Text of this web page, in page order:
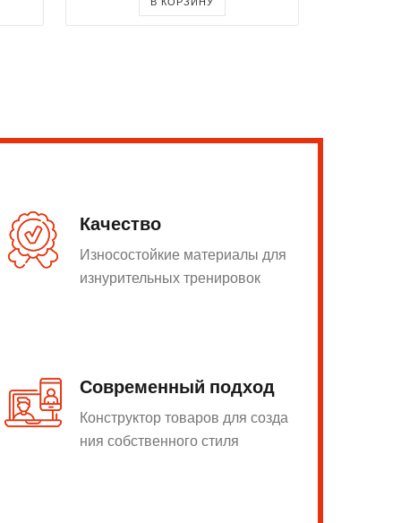
Качество
Износостойкие материалы для
изнурительных тренировок
Современный подход
Конструктор товаров для созда
ния собственного стиля